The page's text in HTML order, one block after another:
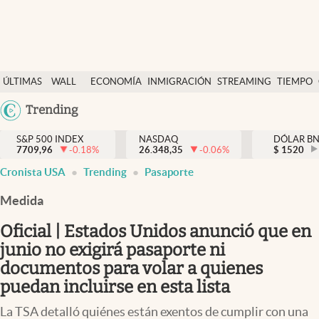
ÚLTIMAS
NOTICIAS
WALL
DÓLAR
ECONOMÍA INMIGRACIÓN STREAMING TIEMPO
México
Trending
Finanzas y economía
Wall Street y dólar
Inmigración
Espiritual
Streaming
PC y mobile
S&P 500 INDEX
7709,96
-0.18%
NASDAQ
26.348,35
-0.06%
DÓLAR
$ 1520
Cronista USA Trending Pasaporte
Medida
Oficial | Estados Unidos anunció que en
junio no exigirá pasaporte ni
documentos para volar a quienes
puedan incluirse en esta lista
La TSA detalló quiénes están exentos de cumplir con una